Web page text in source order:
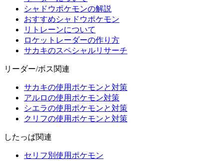
シャドウポケモンの解説
おすすめシャドウポケモン
リトレーンについて
ロケットレーダーの作り方
サカキのスペシャルリサーチ
リーダー/ボス関連
サカキの使用ポケモンと対策
アルロの使用ポケモン対策
シエラの使用ポケモンと対策
クリフの使用ポケモンと対策
したっぱ関連
セリフ別使用ポケモン